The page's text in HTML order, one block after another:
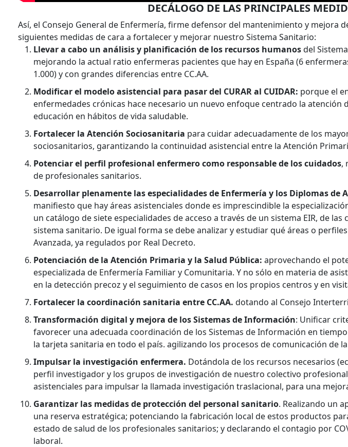
DECÁLOGO DE LAS PRINCIPALES
Así, el Consejo General de Enfermería, firme defensor del mantenimiento y mejora
siguientes medidas de cara a fortalecer y mejorar nuestro Sistema Sanitario:
Llevar a cabo un análisis y planificación de los recursos humanosdel
mejorando la actual ratio enfermeras pacientes que hay en España (6
1.000) y con grandes diferencias entre CC.AA.
Modificar el modelo asistencial para pasar del CURAR al CUIDAR: porque el
enfermedades crónicas hace necesario un nuevo enfoque centrado la
educación en hábitos de vida saludable.
Fortalecer la Atención Sociosanitaria para cuidar adecuadamente de los
sociosanitarios, garantizando la continuidad asistencial entre la Atención
Potenciar el perfil profesional enfermero como responsable de los cuidados,
de profesionales sanitarios.
Desarrollar plenamente las especialidades de Enfermería y los Diplomas de
manifiesto que hay áreas asistenciales donde es imprescindible la
un catálogo de siete especialidades de acceso a través de un sistema EIR, de
sistema sanitario. De igual forma se debe analizar y estudiar qué áreas o
Avanzada, ya regulados por Real Decreto.
Potenciación de la Atención Primaria y la Salud Pública: aprovechando el
especializada de Enfermería Familiar y Comunitaria. Y no sólo en materia de
en la detección precoz y el seguimiento de casos en los propios centros y en
Fortalecer la coordinación sanitaria entre CC.AA. dotando al Consejo
Transformación digital y mejora de los Sistemas de Información: Unificar
favorecer una adecuada coordinación de los Sistemas de Información en
la tarjeta sanitaria en todo el país. agilizando los procesos de comunicación
Impulsar la investigación enfermera. Dotándola de los recursos necesarios
perfil investigador y los grupos de investigación de nuestro colectivo
asistenciales para impulsar la llamada investigación traslacional, para una
Garantizar las medidas de protección del personal sanitario. Realizando un
una reserva estratégica; potenciando la fabricación local de estos productos
estado de salud de los profesionales sanitarios; y declarando el contagio por
laboral.